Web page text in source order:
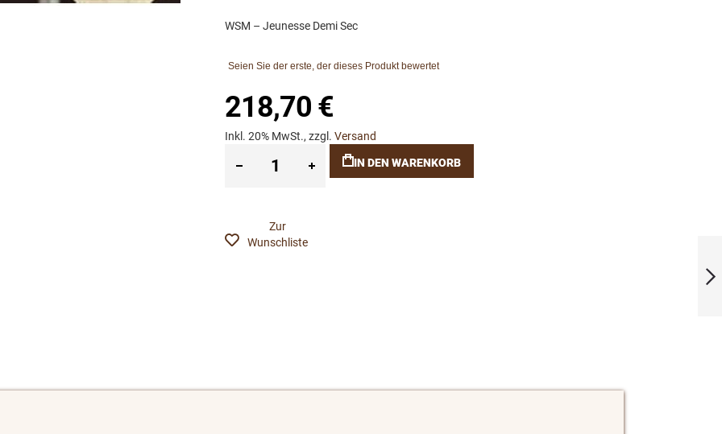
WSM – Jeunesse Demi Sec
Seien Sie der erste, der dieses Produkt bewertet
218,70 €
Inkl. 20% MwSt., zzgl. Versand
IN DEN WARENKORB
Zur
Wunschliste